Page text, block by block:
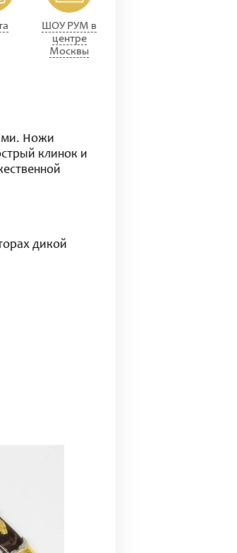
ШОУ РУМ в
центре
Москвы
Ножи
клинок и
дикой